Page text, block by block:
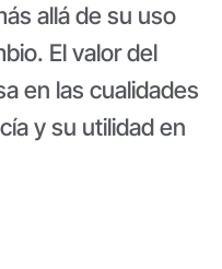
allá de su uso
El valor del
en las cualidades
y su utilidad en